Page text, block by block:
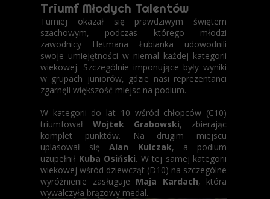
Triumf Młodych Talentów
Turniej okazał się prawdziwym świętem
szachowym, podczas którego młodzi
zawodnicy Hetmana Łubianka udowodnili
swoje umiejętności w niemal każdej kategorii
wiekowej. Szczególnie imponujące były wyniki
w grupach juniorów, gdzie nasi reprezentanci
zgarnęli większość miejsc na podium.
W kategorii do lat 10 wśród chłopców (C10)
triumfował Wojtek Grabowski, zbierając
komplet punktów. Na drugim miejscu
uplasował sięAlan Kulczak, a podium
uzupełnił Kuba Osiński. W tej samej kategorii
wiekowej wśród dziewcząt (D10) na szczególne
wyróżnienie zasługuje Maja Kardach, która
wywalczyła brązowy medal.